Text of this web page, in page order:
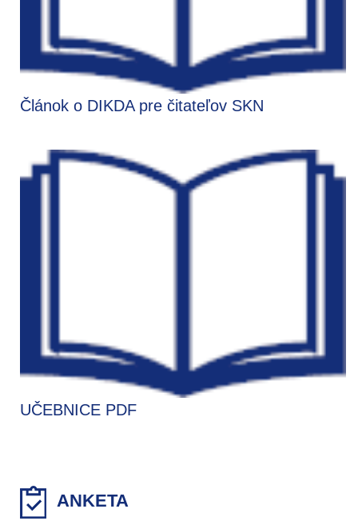
Článok o DIKDA pre čitateľov SKN
UČEBNICE PDF
ANKETA